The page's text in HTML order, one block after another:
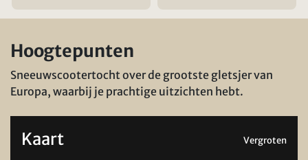
Hoogtepunten
Sneeuwscootertocht over de grootste gletsjer van
Europa, waarbij je prachtige uitzichten hebt.
Kaart Vergroten